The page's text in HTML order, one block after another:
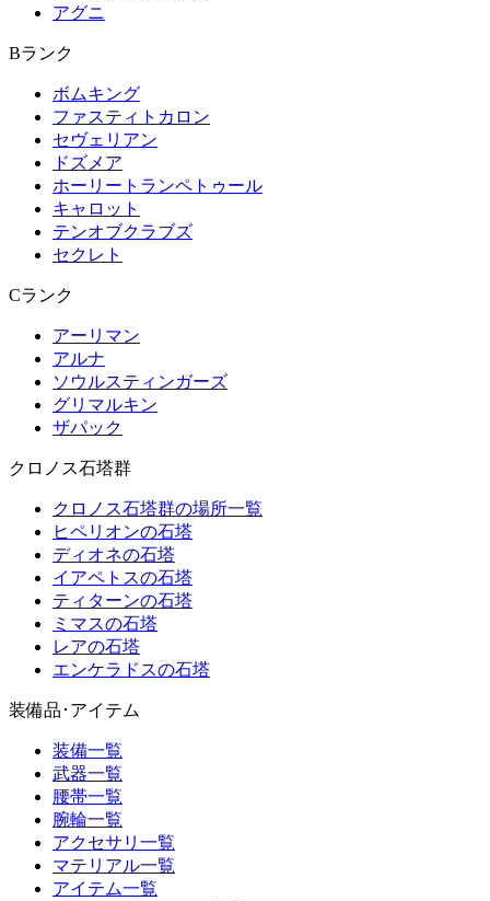
アグニ
Bランク
ボムキング
ファスティトカロン
セヴェリアン
ドズメア
ホーリートランペトゥール
キャロット
テンオブクラブズ
セクレト
Cランク
アーリマン
アルナ
ソウルスティンガーズ
グリマルキン
ザパック
クロノス石塔群
クロノス石塔群の場所一覧
ヒペリオンの石塔
ディオネの石塔
イアペトスの石塔
ティターンの石塔
ミマスの石塔
レアの石塔
エンケラドスの石塔
装備品･アイテム
装備一覧
武器一覧
腰帯一覧
腕輪一覧
アクセサリ一覧
マテリアル一覧
アイテム一覧